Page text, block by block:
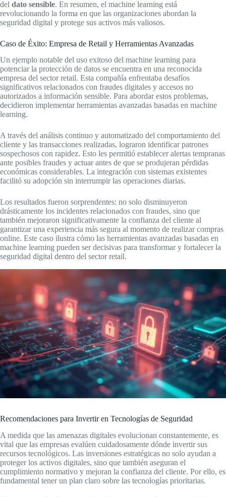
del dato sensible. En resumen, el machine learning está
revolucionando la forma en que las organizaciones abordan la
seguridad digital y protege sus activos más valiosos.
Caso de Éxito: Empresa de Retail y Herramientas Avanzadas
Un ejemplo notable del uso exitoso del machine learning para
potenciar la protección de datos se encuentra en una reconocida
empresa del sector retail. Esta compañía enfrentaba desafíos
significativos relacionados con fraudes digitales y accesos no
autorizados a información sensible. Para abordar estos problemas,
decidieron implementar herramientas avanzadas basadas en machine
learning.
A través del análisis continuo y automatizado del comportamiento del
cliente y las transacciones realizadas, lograron identificar patrones
sospechosos con rapidez. Esto les permitió establecer alertas tempranas
ante posibles fraudes y actuar antes de que se produjeran pérdidas
económicas considerables. La integración con sistemas existentes
facilitó su adopción sin interrumpir las operaciones diarias.
Los resultados fueron sorprendentes: no solo disminuyeron
drásticamente los incidentes relacionados con fraudes, sino que
también mejoraron significativamente la confianza del cliente al
garantizar una experiencia más segura al momento de realizar compras
online. Este caso ilustra cómo las herramientas avanzadas basadas en
machine learning pueden ser decisivas para transformar y fortalecer la
seguridad digital dentro del sector retail.
Recomendaciones para Invertir en Tecnologías de Seguridad
A medida que las amenazas digitales evolucionan constantemente, es
vital que las empresas evalúen cuidadosamente dónde invertir sus
recursos tecnológicos. Las inversiones estratégicas no solo ayudan a
proteger los activos digitales, sino que también aseguran el
cumplimiento normativo y mejoran la confianza del cliente. Por ello, es
fundamental tener un plan claro sobre las tecnologías prioritarias.